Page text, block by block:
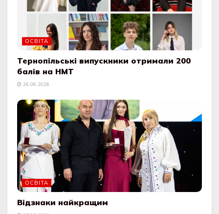
ОСВІТА
Тернопільські випускники отримали 200
балів на НМТ
26.06.2026
ОСВІТА
Відзнаки найкращим